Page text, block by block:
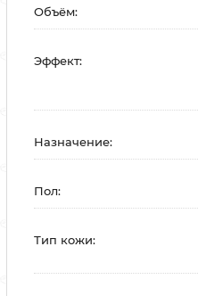
Объём:
Эффект:
Назначение:
Пол:
Тип кожи: